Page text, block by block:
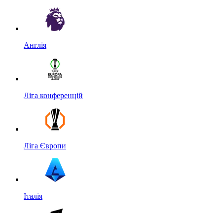
Англія
Ліга конференцій
Ліга Європи
Італія